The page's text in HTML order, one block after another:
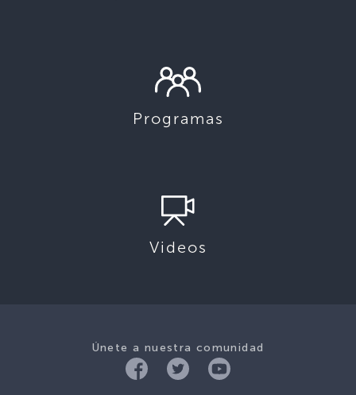
Programas
Videos
Únete a nuestra comunidad